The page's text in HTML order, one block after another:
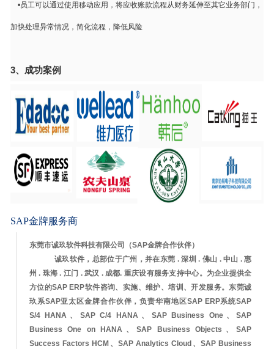
•员工可以通过使用移动应用，将应收账款流程从财务延伸至其它业务部门，
加快处理异常情况，简化流程，降低风险
3、成功案例
SAP金牌服务商
东莞市诚玖软件科技有限公司（SAP金牌合作伙伴）
诚玖软件，总部位于广州，并在东莞 . 深圳 . 佛山 . 中山 . 惠
州 . 珠海 . 江门 . 武汉 . 成都. 重庆设有服务支持中心。为企业提供全
方位的SAP ERP软件咨询、实施、维护、培训、开发服务。东莞诚
玖系SAP亚太区金牌合作伙伴，负责华南地区SAP ERP系统SAP
S/4 HANA、 SAP C/4 HANA、 SAP Business One、SAP
Business One on HANA、SAP Business Objects、SAP
Success Factors HCM、SAP Analytics Cloud、SAP Business